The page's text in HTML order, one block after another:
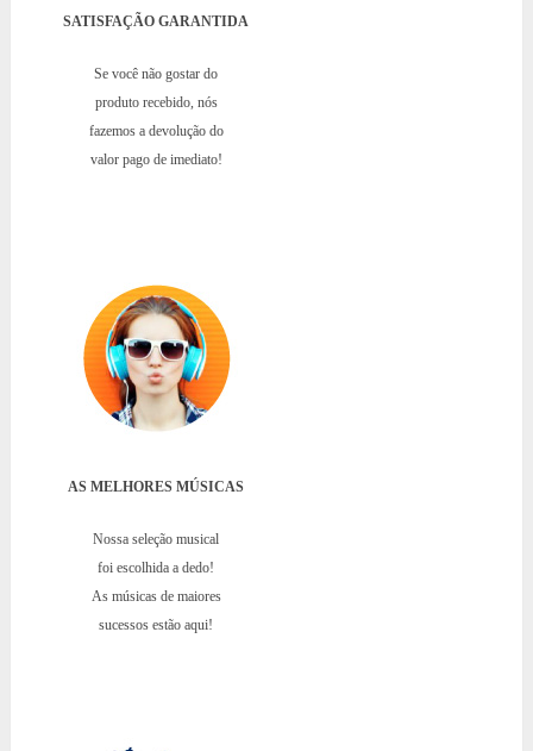
SATISFAÇÃO GARANTIDA
Se você não gostar do
produto recebido, nós
fazemos a devolução do
valor pago de imediato!
AS MELHORES MÚSICAS
Nossa seleção musical
foi escolhida a dedo!
As músicas de maiores
sucessos estão aqui!